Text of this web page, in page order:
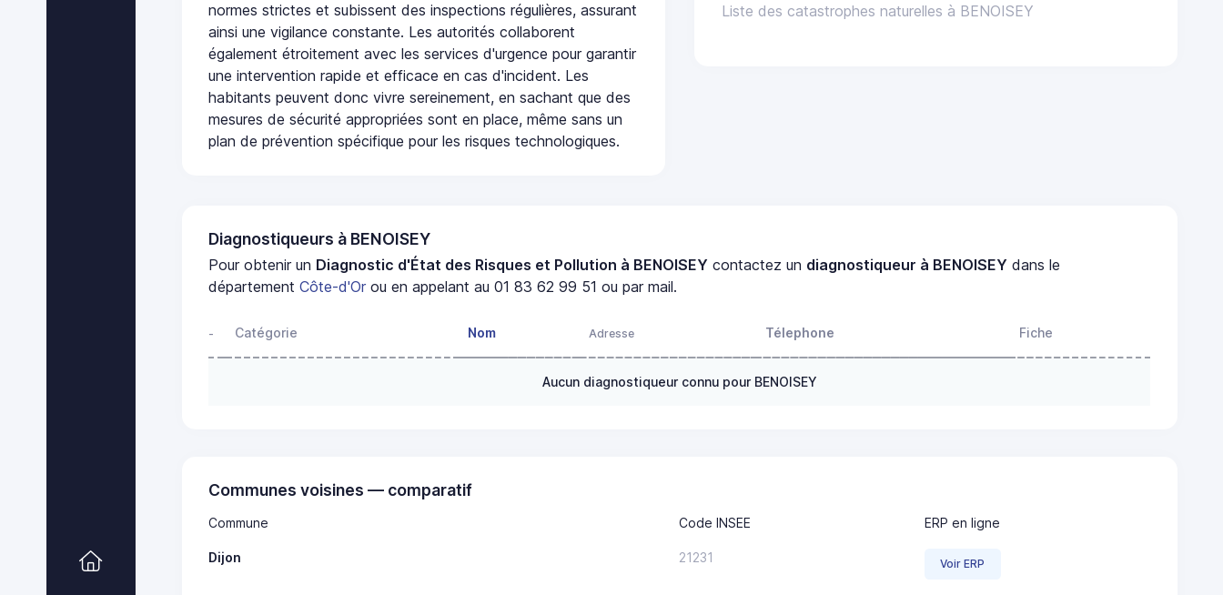
normes strictes et subissent des inspections régulières, assurant
ainsi une vigilance constante. Les autorités collaborent
également étroitement avec les services d'urgence pour garantir
une intervention rapide et efficace en cas d'incident. Les
habitants peuvent donc vivre sereinement, en sachant que des
mesures de sécurité appropriées sont en place, même sans un
plan de prévention spécifique pour les risques technologiques.
Liste des catastrophes naturelles à BENOISEY
Diagnostiqueurs à BENOISEY
Pour obtenir un Diagnostic d'État des Risques et Pollution à BENOISEY contactez un diagnostiqueur à BENOISEY dans le
départementCôte-d'Or ou en appelant au 01 83 62 99 51 ou par mail.
- Catégorie Nom Adresse Télephone Fiche
Aucun diagnostiqueur connu pour BENOISEY
Communes voisines — comparatif
Commune Code INSEE ERP en ligne
Dijon 21231 Voir ERP